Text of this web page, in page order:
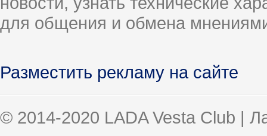
для общения и обмена
Разместить рекламу на сайте
© 2014-2020 LADA Vesta Club |